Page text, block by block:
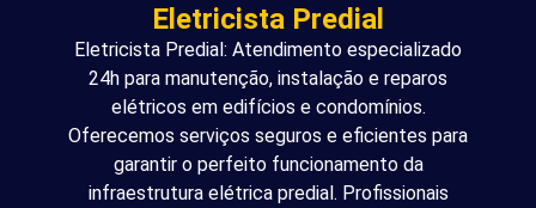
Eletricista Predial
Eletricista Predial: Atendimento especializado
24h para manutenção, instalação e reparos
elétricos em edifícios e condomínios.
Oferecemos serviços seguros e eficientes para
garantir o perfeito funcionamento da
infraestrutura elétrica predial. Profissionais